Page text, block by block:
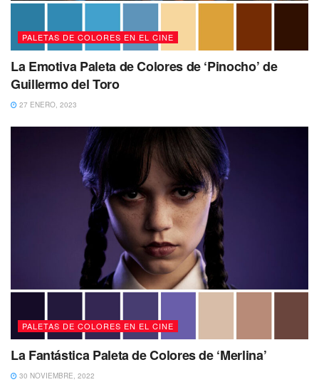
PALETAS DE COLORES EN EL CINE
La Emotiva Paleta de Colores de ‘Pinocho’ de
Guillermo del Toro
27 ENERO, 2023
PALETAS DE COLORES EN EL CINE
La Fantástica Paleta de Colores de ‘Merlina’
30 NOVIEMBRE, 2022